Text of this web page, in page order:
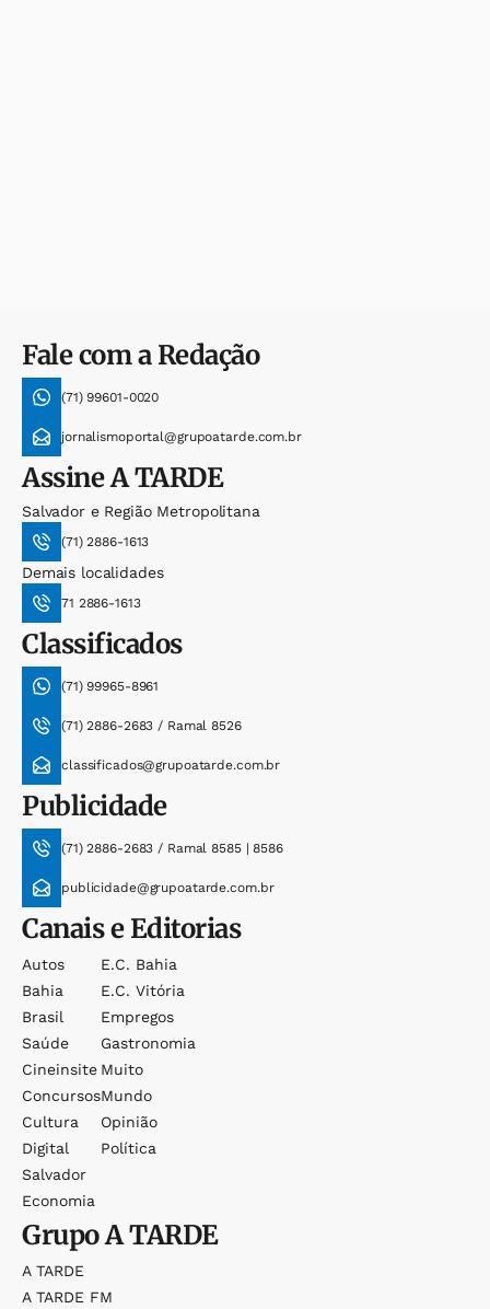
Fale com a Redação
(71) 99601-0020
jornalismoportal@grupoatarde.com.br
AssineA TARDE
Salvador e Região Metropolitana
(71) 2886-1613
Demais localidades
71 2886-1613
Classificados
(71) 99965-8961
(71) 2886-2683 / Ramal 8526
classificados@grupoatarde.com.br
Publicidade
(71) 2886-2683 / Ramal 8585 | 8586
publicidade@grupoatarde.com.br
Canais e Editorias
Autos
Bahia
Brasil
Saúde
Cineinsite
Concursos
Cultura
Digital
Salvador
Economia
E.c. Bahia
E.c. Vitória
Empregos
Gastronomia
Muito
Mundo
Opinião
Política
GrupoA TARDE
A TARDE
A TARDE FM